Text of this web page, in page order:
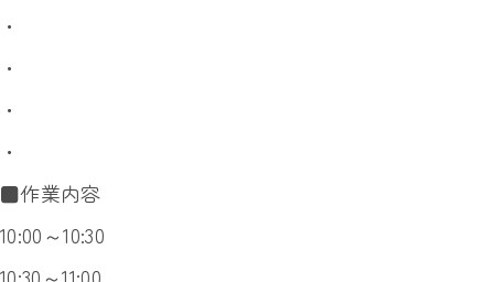
・
・
・
・
■作業内容
10:00～10:30
10:30～11:00